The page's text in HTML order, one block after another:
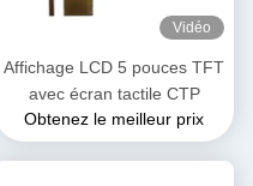
Vidéo
Affichage LCD 5 pouces TFT
avec écran tactile CTP
Obtenez le meilleur prix